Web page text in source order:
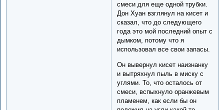
смеси для еще одной трубки.
Дон Хуан взглянул на кисет и
сказал, что до следующего
года это мой последний опыт с
дымком, потому что я
использовал все свои запасы.
Он вывернул кисет наизнанку
и вытряхнул пыль в миску с
углями. То, что осталось от
смеси, вспыхнуло оранжевым
пламенем, как если бы он